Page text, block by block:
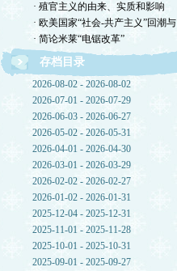
· 殖官主义的由来、实质和影响
· 欧美国家“社会-共产主义”回潮与
· 简论米莱“电锯改革”
存档目录
2026-08-02 - 2026-08-02
2026-07-01 - 2026-07-29
2026-06-03 - 2026-06-27
2026-05-02 - 2026-05-31
2026-04-01 - 2026-04-30
2026-03-01 - 2026-03-29
2026-02-02 - 2026-02-27
2026-01-02 - 2026-01-31
2025-12-04 - 2025-12-31
2025-11-01 - 2025-11-28
2025-10-01 - 2025-10-31
2025-09-01 - 2025-09-27